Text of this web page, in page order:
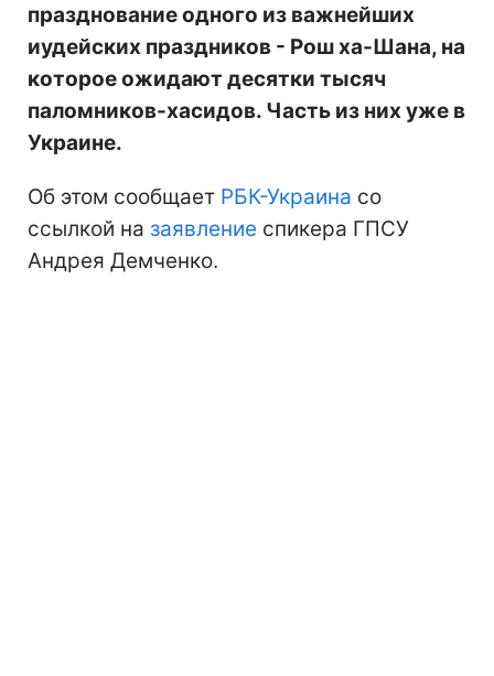
празднование одного из важнейших
иудейских праздников - Рош ха-Шана, на
которое ожидают десятки тысяч
паломников-хасидов. Часть из них уже в
Украине.
Об этом сообщает РБК-Украина со
ссылкой на заявление спикера ГПСУ
Андрея Демченко.